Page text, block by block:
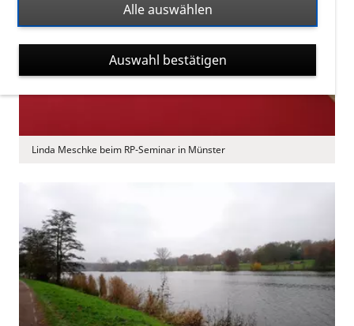
Linda Meschke beim RP-Seminar in Münster
Alle auswählen
Auswahl bestätigen